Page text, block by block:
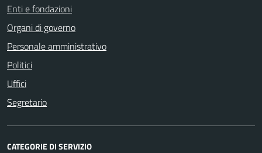
Enti e fondazioni
Organi di governo
Personale amministrativo
Politici
Uffici
Segretario
CATEGORIE DI SERVIZIO